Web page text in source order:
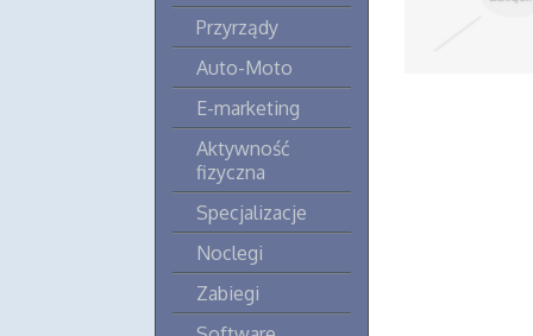
Przyrządy
Auto-Moto
E-marketing
Aktywność
fizyczna
Specjalizacje
Noclegi
Zabiegi